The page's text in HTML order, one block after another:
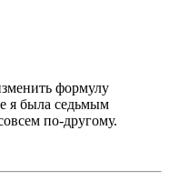
формулу
я была седьмым
по-другому.